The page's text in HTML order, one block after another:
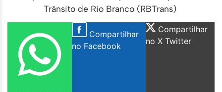
Trânsito de Rio Branco (RBTrans)
Compartilhar
no Facebook
Compartilhar
no X Twitter